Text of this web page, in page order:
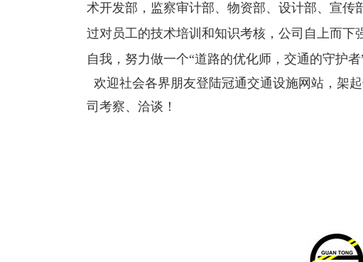
术开发部，监察审计部、物资部、设计部、宣
过对员工的技术培训和知识考核，公司自上而
自我，努力做一个“道路的优化师，交通的守护者
欢迎社会各界朋友登陆冠通交通设施网站，架
司考察、洽谈！